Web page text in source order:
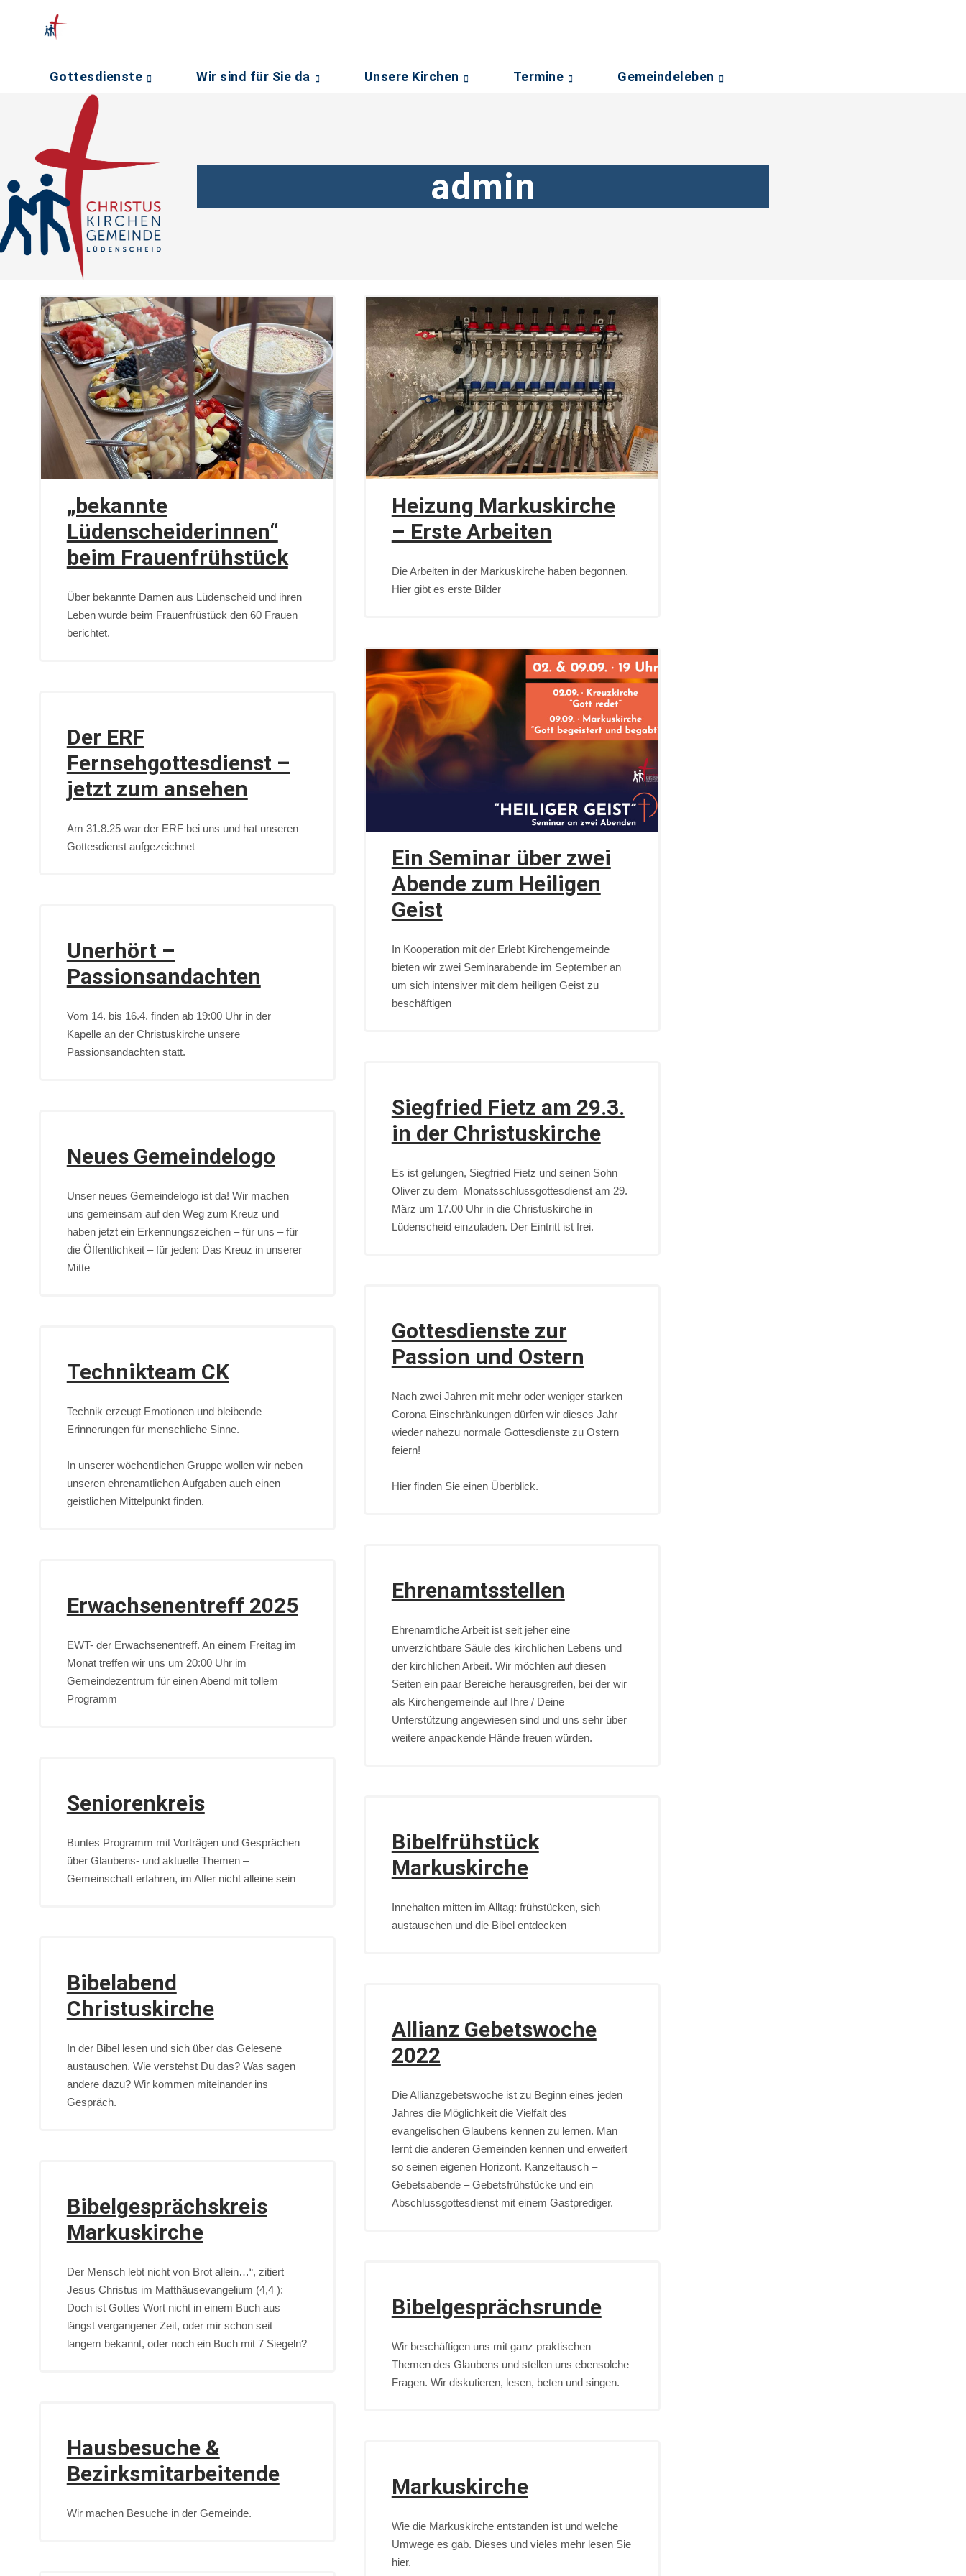
Gottesdienste Wir sind für Sie da Unsere Kirchen Termine Gemeindeleben
admin
„bekannte
Lüdenscheiderinnen“
beim Frauenfrühstück
Über bekannte Damen aus Lüdenscheid und ihren
Leben wurde beim Frauenfrüstück den 60 Frauen
berichtet.
Heizung Markuskirche
– Erste Arbeiten
Die Arbeiten in der Markuskirche haben begonnen.
Hier gibt es erste Bilder
Ein Seminar über zwei
Abende zum Heiligen
Geist
In Kooperation mit der Erlebt Kirchengemeinde
bieten wir zwei Seminarabende im September an
um sich intensiver mit dem heiligen Geist zu
beschäftigen
Der ERF
Fernsehgottesdienst –
jetzt zum ansehen
Am 31.8.25 war der ERF bei uns und hat unseren
Gottesdienst aufgezeichnet
Unerhört –
Passionsandachten
Vom 14. bis 16.4. finden ab 19:00 Uhr in der
Kapelle an der Christuskirche unsere
Passionsandachten statt.
Siegfried Fietz am 29.3.
in der Christuskirche
Es ist gelungen, Siegfried Fietz und seinen Sohn
Oliver zu dem Monatsschlussgottesdienst am 29.
März um 17.00 Uhr in die Christuskirche in
Lüdenscheid einzuladen. Der Eintritt ist frei.
Neues Gemeindelogo
Unser neues Gemeindelogo ist da! Wir machen
uns gemeinsam auf den Weg zum Kreuz und
haben jetzt ein Erkennungszeichen – für uns – für
die Öffentlichkeit – für jeden: Das Kreuz in unserer
Mitte
Gottesdienste zur
Passion und Ostern
Nach zwei Jahren mit mehr oder weniger starken
Corona Einschränkungen dürfen wir dieses Jahr
wieder nahezu normale Gottesdienste zu Ostern
feiern!
Hier finden Sie einen Überblick.
Technikteam CK
Technik erzeugt Emotionen und bleibende
Erinnerungen für menschliche Sinne.
In unserer wöchentlichen Gruppe wollen wir neben
unseren ehrenamtlichen Aufgaben auch einen
geistlichen Mittelpunkt finden.
Ehrenamtsstellen
Ehrenamtliche Arbeit ist seit jeher eine
unverzichtbare Säule des kirchlichen Lebens und
der kirchlichen Arbeit. Wir möchten auf diesen
Seiten ein paar Bereiche herausgreifen, bei der wir
als Kirchengemeinde auf Ihre / Deine
Unterstützung angewiesen sind und uns sehr über
weitere anpackende Hände freuen würden.
Erwachsenentreff 2025
EWT- der Erwachsenentreff. An einem Freitag im
Monat treffen wir uns um 20:00 Uhr im
Gemeindezentrum für einen Abend mit tollem
Programm
Seniorenkreis
Buntes Programm mit Vorträgen und Gesprächen
über Glaubens- und aktuelle Themen –
Gemeinschaft erfahren, im Alter nicht alleine sein
Bibelfrühstück
Markuskirche
Innehalten mitten im Alltag: frühstücken, sich
austauschen und die Bibel entdecken
Bibelabend
Christuskirche
In der Bibel lesen und sich über das Gelesene
austauschen. Wie verstehst Du das? Was sagen
andere dazu? Wir kommen miteinander ins
Gespräch.
Allianz Gebetswoche
2022
Die Allianzgebetswoche ist zu Beginn eines jeden
Jahres die Möglichkeit die Vielfalt des
evangelischen Glaubens kennen zu lernen. Man
lernt die anderen Gemeinden kennen und erweitert
so seinen eigenen Horizont. Kanzeltausch –
Gebetsabende – Gebetsfrühstücke und ein
Abschlussgottesdienst mit einem Gastprediger.
Bibelgesprächskreis
Markuskirche
Der Mensch lebt nicht von Brot allein…“, zitiert
Jesus Christus im Matthäusevangelium (4,4 ):
Doch ist Gottes Wort nicht in einem Buch aus
längst vergangener Zeit, oder mir schon seit
langem bekannt, oder noch ein Buch mit 7 Siegeln?
Bibelgesprächsrunde
Wir beschäftigen uns mit ganz praktischen
Themen des Glaubens und stellen uns ebensolche
Fragen. Wir diskutieren, lesen, beten und singen.
Hausbesuche &
Bezirksmitarbeitende
Wir machen Besuche in der Gemeinde.
Markuskirche
Wie die Markuskirche entstanden ist und welche
Umwege es gab. Dieses und vieles mehr lesen Sie
hier.